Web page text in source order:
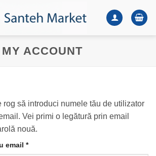
MY ACCOUNT
rog să introduci numele tău de utilizator
Vei primi o legătură prin email
nouă.
email *Obligatoriu